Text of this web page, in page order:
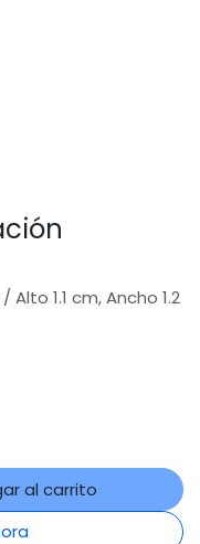
1.1 cm, Ancho 1.2
al carrito